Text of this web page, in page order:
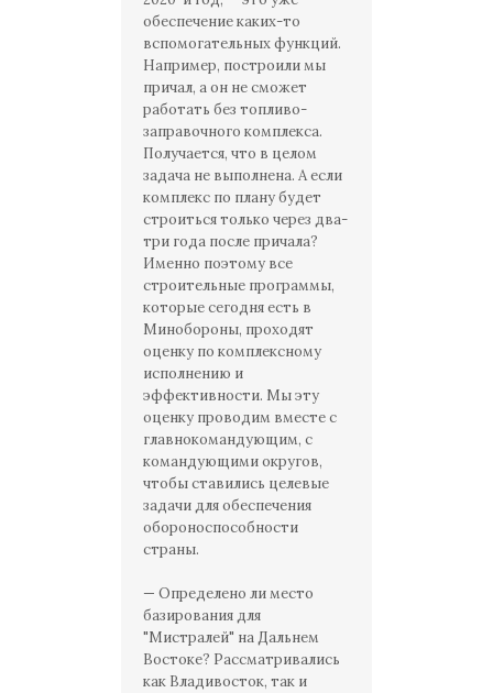
обеспечение каких-то
вспомогательных функций.
Например, построили мы
причал, а он не сможет
работать без топливо-
заправочного комплекса.
Получается, что в целом
задача не выполнена. А если
комплекс по плану будет
строиться только через два-
три года после причала?
Именно поэтому все
строительные программы,
которые сегодня есть в
Минобороны, проходят
оценку по комплексному
исполнению и
эффективности. Мы эту
оценку проводим вместе с
главнокомандующим, с
командующими округов,
чтобы ставились целевые
задачи для обеспечения
обороноспособности
страны.
— Определено ли место
базирования для
"Мистралей" на Дальнем
Востоке? Рассматривались
как Владивосток, так и